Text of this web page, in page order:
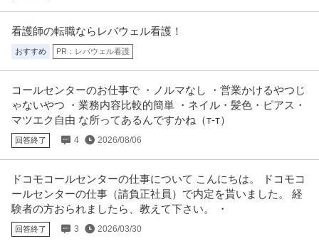
看護師の転職ならレバウェル看護！
おすすめ PR：レバウェル看護
コールセンターのお仕事で ・ノルマなし ・営業かけるやつじ
ゃないやつ ・業務内容比較的簡単 ・ネイル・髪色・ピアス・
マツエク自由 な所ってあるんですかね（т-т）
回答終了 4 2026/08/06
ドコモコールセンターの仕事について こんにちは。 ドコモコ
ールセンターの仕事（請負正社員）で内定を貰いました。 経
験者の方おられましたら、教えて下さい。 ・
回答終了 3 2026/03/30